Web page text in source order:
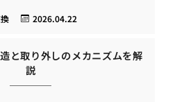
2026.04.22
と取り外しのメカニズムを解
説